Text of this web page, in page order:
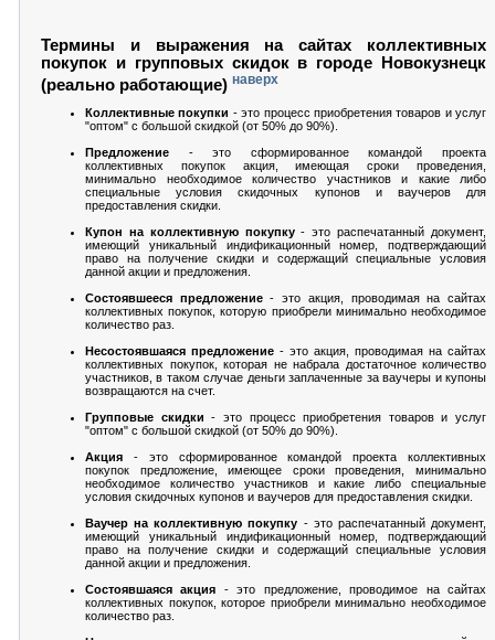
Термины и выражения на сайтах коллективных
покупок и групповых скидок в городе Новокузнецк
(реально работающие) наверх
Коллективные покупки - это процесс приобретения товаров и услуг
"оптом" с большой скидкой (от 50% до 90%).
Предложение - это сформированное командой проекта
коллективных покупок акция, имеющая сроки проведения,
минимально необходимое количество участников и какие либо
специальные условия скидочных купонов и ваучеров для
предоставления скидки.
Купон на коллективную покупку- это распечатанный документ,
имеющий уникальный индификационный номер, подтверждающий
право на получение скидки и содержащий специальные условия
данной акции и предложения.
Состоявшееся предложение- это акция, проводимая на сайтах
коллективных покупок, которую приобрели минимально необходимое
количество раз.
Несостоявшаяся предложение - это акция, проводимая на сайтах
коллективных покупок, которая не набрала достаточное количество
участников, в таком случае деньги заплаченные за ваучеры и купоны
возвращаются на счет.
Групповые скидки - это процесс приобретения товаров и услуг
"оптом" с большой скидкой (от 50% до 90%).
Акция - это сформированное командой проекта коллективных
покупок предложение, имеющее сроки проведения, минимально
необходимое количество участников и какие либо специальные
условия скидочных купонов и ваучеров для предоставления скидки.
Ваучер на коллективную покупку - это распечатанный документ,
имеющий уникальный индификационный номер, подтверждающий
право на получение скидки и содержащий специальные условия
данной акции и предложения.
Состоявшаяся акция - это предложение, проводимое на сайтах
коллективных покупок, которое приобрели минимально необходимое
количество раз.